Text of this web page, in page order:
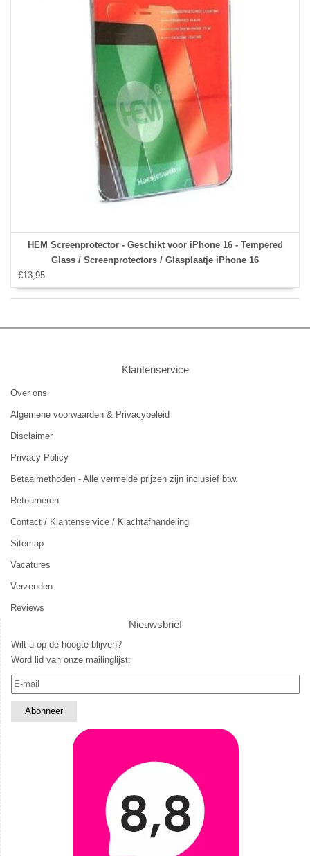
HEM Screenprotector - Geschikt voor iPhone 16 - Tempered
Glass / Screenprotectors / Glasplaatje iPhone 16
€13,95
Klantenservice
Over ons
Algemene voorwaarden & Privacybeleid
Disclaimer
Privacy Policy
Betaalmethoden - Alle vermelde prijzen zijn inclusief btw.
Retourneren
Contact / Klantenservice / Klachtafhandeling
Sitemap
Vacatures
Verzenden
Reviews
Nieuwsbrief
Wilt u op de hoogte blijven?
Word lid van onze mailinglijst: